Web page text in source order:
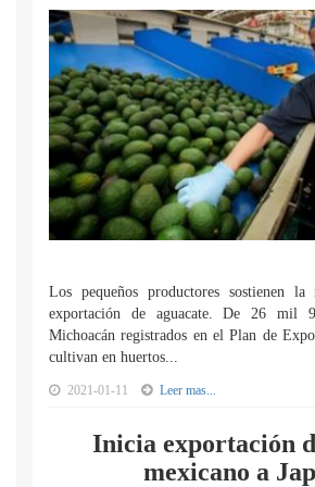
Los pequeños productores sostienen
exportación de aguacate. De 26 mil
Michoacán registrados en el Plan de
cultivan en huertos...
2021-01-11 Leer mas...
Inicia exportación
mexicano a